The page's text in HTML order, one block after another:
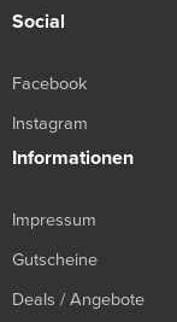
Social
Facebook
Instagram
Informationen
Impressum
Gutscheine
Deals / Angebote